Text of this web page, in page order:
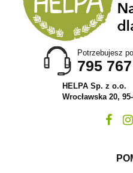
Potrzebujesz
795
HELPA Sp. z o.o.
Wrocławska 20,